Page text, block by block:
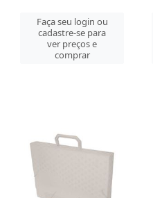
Faça seu login ou
cadastre-se para
ver preços e
comprar